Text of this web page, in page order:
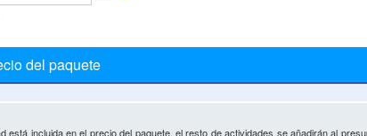
del paquete
está incluida en el precio del paquete, el resto de actividades se añadirán al